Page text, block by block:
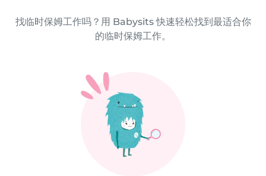
找临时保姆工作吗？用 Babysits 快速轻松找到最适合你
的临时保姆工作。